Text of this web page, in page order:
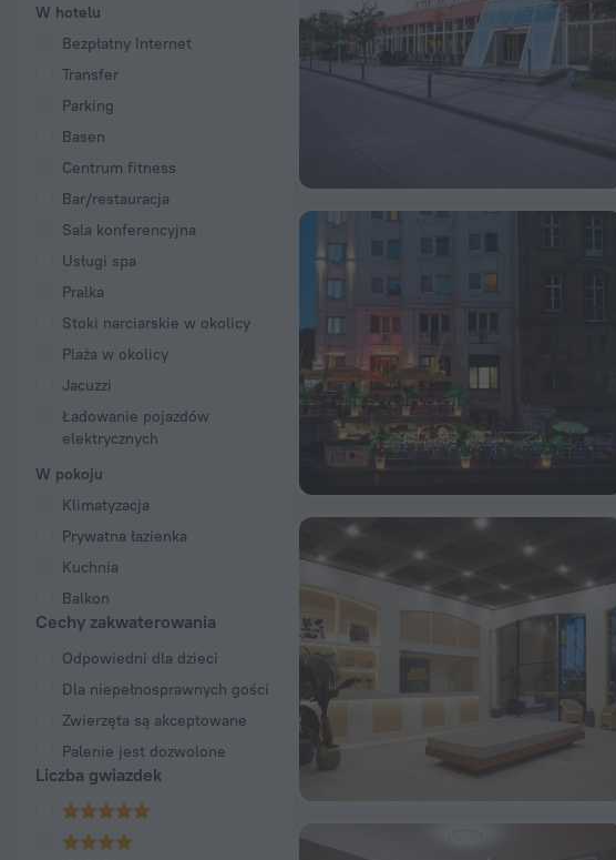
W hotelu
Bezpłatny Internet
Transfer
Parking
Basen
Centrum fitness
Bar/restauracja
Sala konferencyjna
Usługi spa
Pralka
Stoki narciarskie w okolicy
Plaża w okolicy
Jacuzzi
Ładowanie pojazdów
elektrycznych
W pokoju
Klimatyzacja
Prywatna łazienka
Kuchnia
Balkon
Cechy zakwaterowania
Odpowiedni dla dzieci
Dla niepełnosprawnych gości
Zwierzęta są akceptowane
Palenie jest dozwolone
Liczba gwiazdek